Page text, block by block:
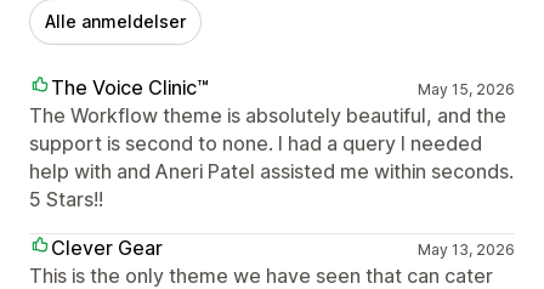
Alle anmeldelser
The Voice Clinic™ May 15, 2026
The Workflow theme is absolutely beautiful, and the
support is second to none. I had a query I needed
help with and Aneri Patel assisted me within seconds.
5 Stars!!
Clever Gear
May 13, 2026
This is the only theme we have seen that can cater